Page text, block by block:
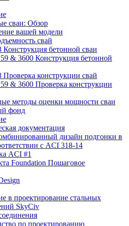
сваи: Обзор
вашей модели
свай
Конструкция бетонной сваи
& 3600 Конструкция бетонной
Проверка конструкции свай
& 3600 Проверка конструкции
методы оценки мощности сваи
фонд
документация
дизайн подгонки в
с ACI 318-14
ACI #1
Foundation Пошаговое
в проектирование стальных
SkyCiv
по проектированию